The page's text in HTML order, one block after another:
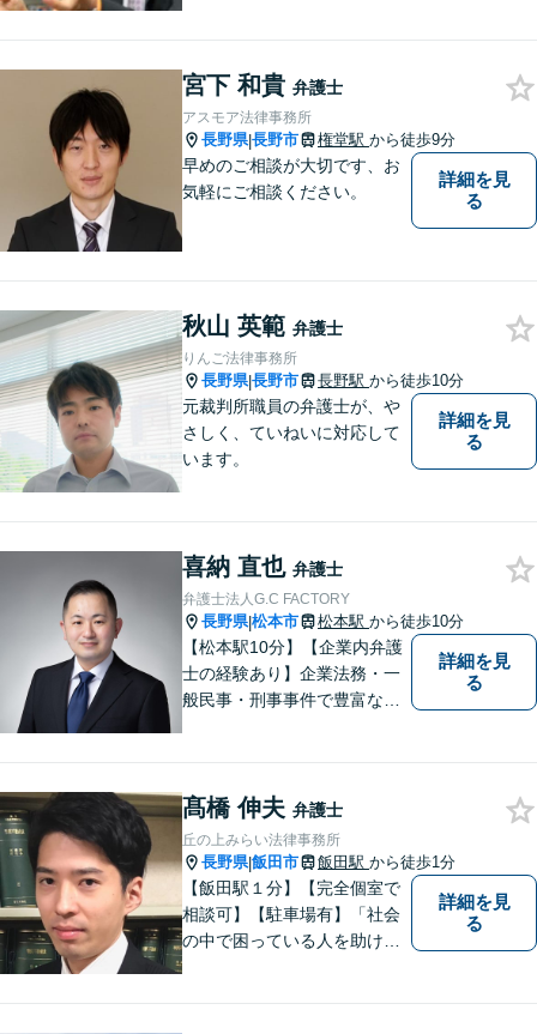
根ざした弁護士】もし何かお
困りな事がございましたらお
気軽にご相談ください。
宮下 和貴 弁護士
アスモア法律事務所
長野県|長野市 権堂駅 から徒歩9分
早めのご相談が大切です、お
気軽にご相談ください。
詳細を見
る
秋山 英範 弁護士
りんご法律事務所
長野県|長野市 長野駅 から徒歩10分
元裁判所職員の弁護士が、や
さしく、ていねいに対応して
います。
詳細を見
る
喜納 直也 弁護士
弁護士法人G.C FACTORY
長野県|松本市 松本駅 から徒歩10分
【松本駅10分】【企業内弁護
士の経験あり】企業法務・一
般民事・刑事事件で豊富な実
供します。
詳細を見
る
髙橋 伸夫 弁護士
丘の上みらい法律事務所
長野県|飯田市 飯田駅 から徒歩1分
【飯田駅１分】【完全個室で
相談可】【駐車場有】「社会
の中で困っている人を助けた
詳細を見
る